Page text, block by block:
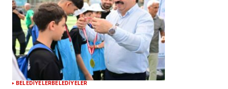
BELEDİYELERBELEDİYELER